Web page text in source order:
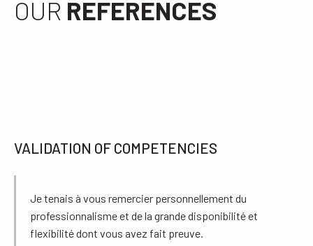
OUR REFERENCES
VALIDATION OF COMPETENCIES
Je tenais à vous remercier personnellement du
professionnalisme et de la grande disponibilité et
flexibilité dont vous avez fait preuve.